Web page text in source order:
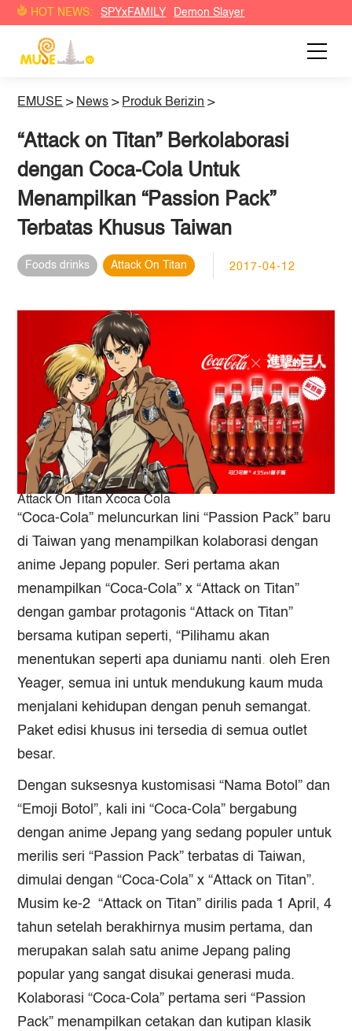
HOT NEWS: SPYxFAMILY Demon Slayer
EMUSE > News > Produk Berizin >
“Attack on Titan” Berkolaborasi
dengan Coca-Cola Untuk
Menampilkan “Passion Pack”
Terbatas Khusus Taiwan
Foods drinks Attack On Titan 2017-04-12
Attack On Titan Xcoca Cola
“Coca-Cola” meluncurkan lini “Passion Pack” baru
di Taiwan yang menampilkan kolaborasi dengan
anime Jepang populer. Seri pertama akan
menampilkan “Coca-Cola” x “Attack on Titan”
dengan gambar protagonis “Attack on Titan”
bersama kutipan seperti, “Pilihamu akan
menentukan seperti apa duniamu nanti. oleh Eren
Yeager, semua ini untuk mendukung kaum muda
menjalani kehidupan dengan penuh semangat.
Paket edisi khusus ini tersedia di semua outlet
besar.
Dengan suksesnya kustomisasi “Nama Botol” dan
“Emoji Botol”, kali ini “Coca-Cola” bergabung
dengan anime Jepang yang sedang populer untuk
merilis seri “Passion Pack” terbatas di Taiwan,
dimulai dengan “Coca-Cola” x “Attack on Titan”.
Musim ke-2 “Attack on Titan” dirilis pada 1 April, 4
tahun setelah berakhirnya musim pertama, dan
merupakan salah satu anime Jepang paling
popular yang sangat disukai generasi muda.
Kolaborasi “Coca-Cola” pertama seri “Passion
Pack” menampilkan cetakan dan kutipan klasik